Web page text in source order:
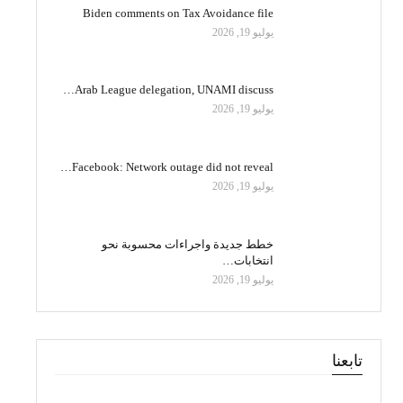
Biden comments on Tax Avoidance file
يوليو 19, 2026
Arab League delegation, UNAMI discuss…
يوليو 19, 2026
Facebook: Network outage did not reveal…
يوليو 19, 2026
خطط جديدة واجراءات محسوبة نحو
انتخابات…
يوليو 19, 2026
تابعنا